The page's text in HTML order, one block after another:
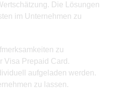
Die Lösungen
im Unternehmen zu
zu
Visa Prepaid Card.
aufgeladen werden.
zu lassen.